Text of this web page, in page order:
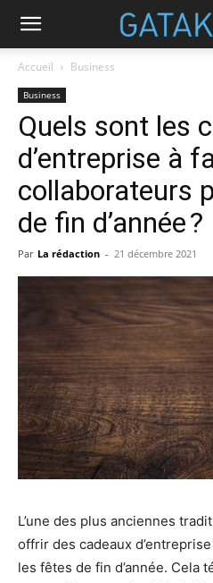
Accueil Business
Business
Quels sont les
d’entreprise à
collaborateurs
de fin d’année ?
Par La rédaction - 21 décembre 2021
L’une des plus anciennes
offrir des cadeaux
les fêtes de fin d’année. Cela